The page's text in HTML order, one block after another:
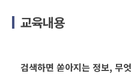
교육내용
검색하면 쏟아지는 정보, 무